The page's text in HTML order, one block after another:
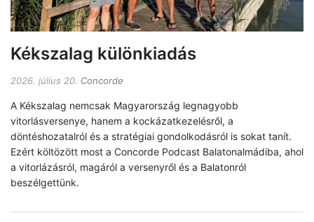
Kékszalag különkiadás
2026. július 20. Concorde
A Kékszalag nemcsak Magyarország legnagyobb
vitorlásversenye, hanem a kockázatkezelésről, a
döntéshozatalról és a stratégiai gondolkodásról is sokat tanít.
Ezért költözött most a Concorde Podcast Balatonalmádiba, ahol
a vitorlázásról, magáról a versenyről és a Balatonról
beszélgettünk.